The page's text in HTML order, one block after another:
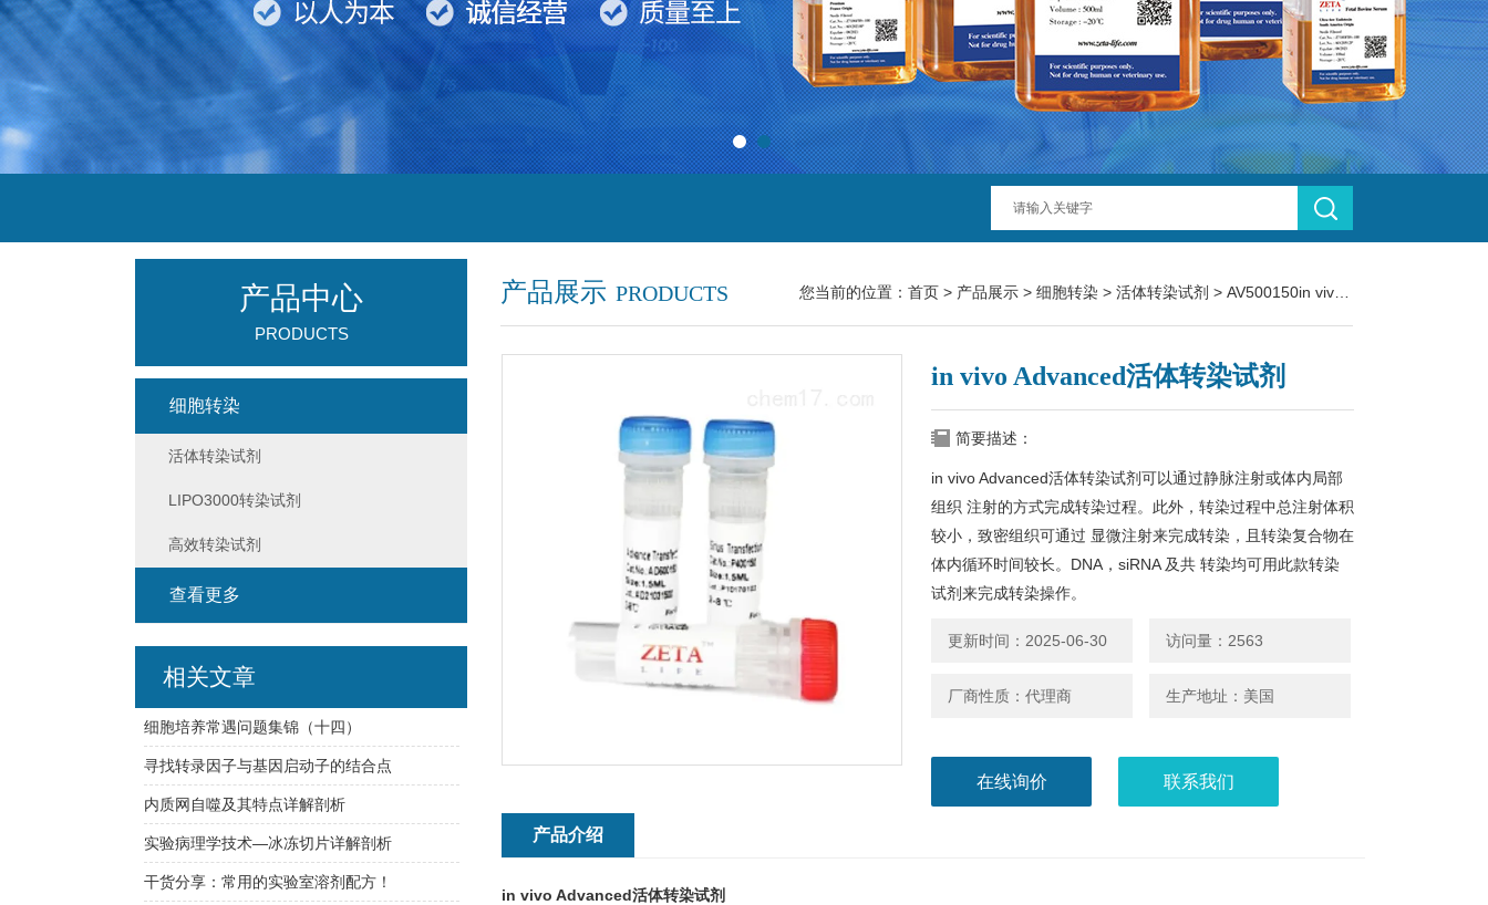
产品展示 PRODUCTS 您当前的位置： 首页 > 产品展示 > 细胞转染 > 活体转染试剂 > AV500150in vivo Advanced活体转染试剂
in vivo Advanced活体转染试剂
简要描述：
in vivo Advanced活体转染试剂可以通过静脉注射或体内局部
组织 注射的方式完成转染过程。此外，转染过程中总注射体积
较小，致密组织可通过 显微注射来完成转染，且转染复合物在
体内循环时间较长。DNA，siRNA 及共 转染均可用此款转染
试剂来完成转染操作。
更新时间：2025-06-30 访问量：2563
厂商性质：代理商 生产地址：美国
在线询价 联系我们
产品介绍
in vivo Advanced活体转染试剂
产品中心
PRODUCTS
细胞转染
活体转染试剂
LIPO3000转染试剂
高效转染试剂
查看更多
相关文章
细胞培养常遇问题集锦（十四）
寻找转录因子与基因启动子的结合点
内质网自噬及其特点详解剖析
实验病理学技术—冰冻切片详解剖析
干货分享：常用的实验室溶剂配方！